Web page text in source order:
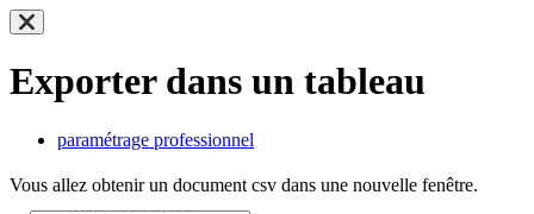
Exporter dans un tableau
paramétrage professionnel
Vous allez obtenir un document csv dans une nouvelle fenêtre.